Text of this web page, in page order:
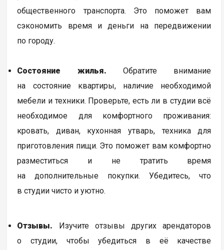
общественного транспорта. Это поможет вам
сэкономить время и деньги на передвижении
по городу.
Состояние жилья. Обратите внимание
на состояние квартиры, наличие необходимой
мебели и техники. Проверьте, есть ли в студии всё
необходимое для комфортного проживания:
кровать, диван, кухонная утварь, техника для
приготовления пищи. Это поможет вам комфортно
разместиться и не тратить время
на дополнительные покупки. Убедитесь, что
в студии чисто и уютно.
Отзывы. Изучите отзывы других арендаторов
о студии, чтобы убедиться в её качестве